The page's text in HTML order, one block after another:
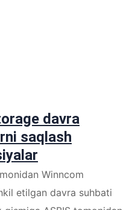
davra
saqlash
Winncom
etilgan davra suhbati